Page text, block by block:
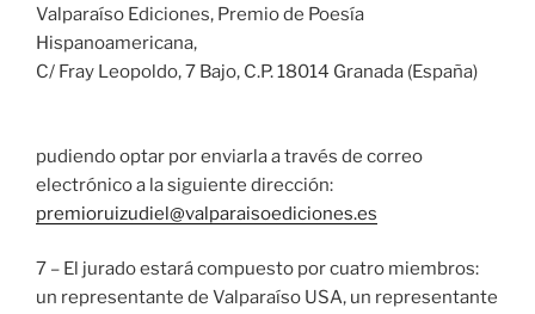
Valparaíso Ediciones, Premio de Poesía
Hispanoamericana,
C/ Fray Leopoldo, 7 Bajo, C.P. 18014 Granada (España)
pudiendo optar por enviarla a través de correo
electrónico a la siguiente dirección:
premioruizudiel@valparaisoediciones.es
7 – El jurado estará compuesto por cuatro miembros:
un representante de Valparaíso USA, un representante